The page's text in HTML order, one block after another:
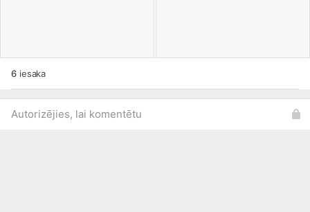
6iesaka
Autorizējies, lai komentētu